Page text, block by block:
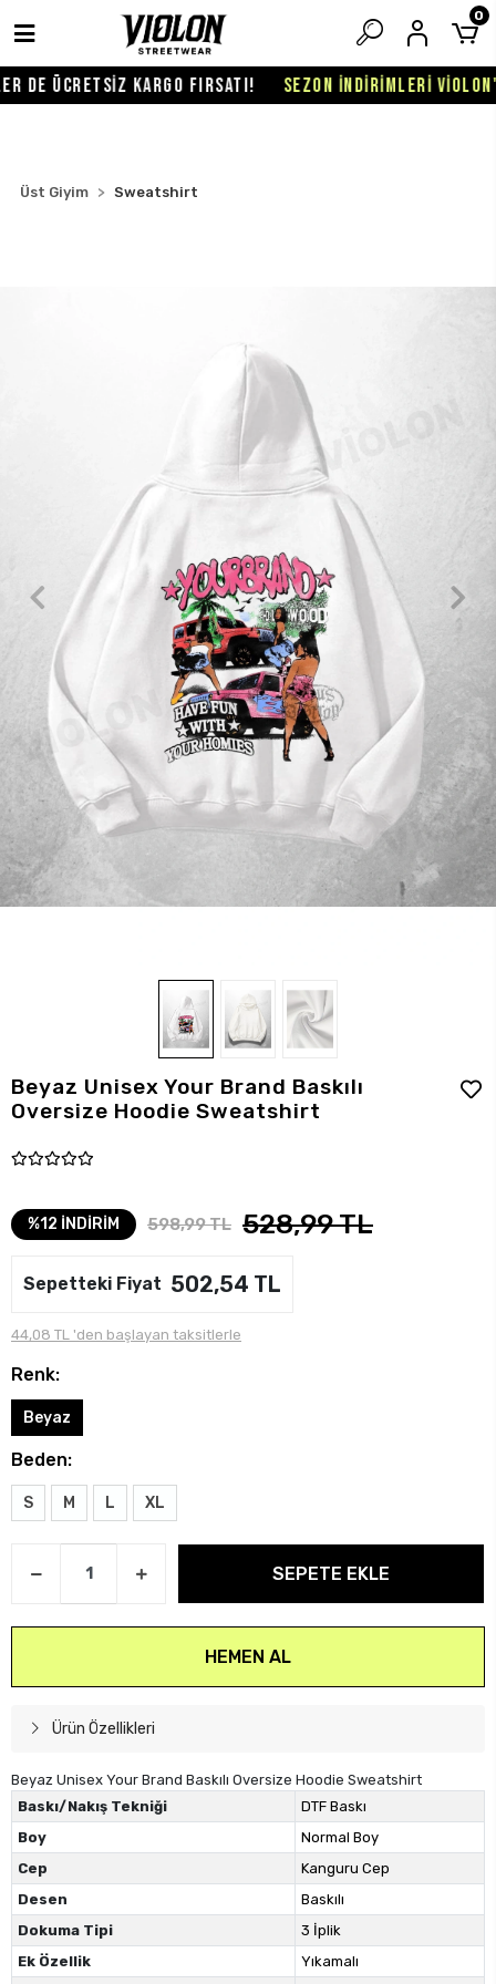
ÜCRETSİZ KARGO FIRSATI! SEZON İNDİRİMLERİ
0
Üst Giyim Sweatshirt
Beyaz Unisex Your Brand Baskılı
Oversize Hoodie Sweatshirt
%12 İNDİRİM 598,99 TL 528,99 TL
Sepetteki Fiyat 502,54 TL
44,08 TL 'den başlayan taksitlerle
Renk:
Beyaz
Beden:
S M L XL
SEPETE EKLE
HEMEN AL
Ürün Özellikleri
Beyaz Unisex Your Brand Baskılı Oversize Hoodie Sweatshirt
Baskı/Nakış Tekniği
DTF Baskı
Boy
Normal Boy
Cep
Kanguru Cep
Desen
Baskılı
Dokuma Tipi
3 İplik
Ek Özellik
Yıkamalı